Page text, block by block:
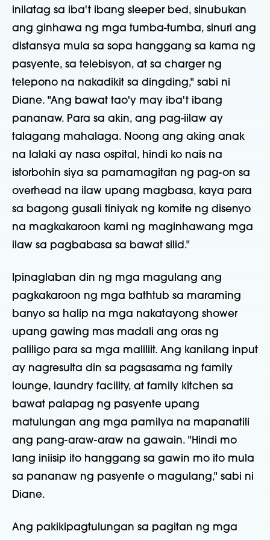
inilatag sa iba't ibang sleeper bed, sinubukan
ang ginhawa ng mga tumba-tumba, sinuri ang
distansya mula sa sopa hanggang sa kama ng
pasyente, sa telebisyon, at sa charger ng
telepono na nakadikit sa dingding," sabi ni
Diane. "Ang bawat tao'y may iba't ibang
pananaw. Para sa akin, ang pag-iilaw ay
talagang mahalaga. Noong ang aking anak
na lalaki ay nasa ospital, hindi ko nais na
istorbohin siya sa pamamagitan ng pag-on sa
overhead na ilaw upang magbasa, kaya para
sa bagong gusali tiniyak ng komite ng disenyo
na magkakaroon kami ng maginhawang mga
ilaw sa pagbabasa sa bawat silid."
Ipinaglaban din ng mga magulang ang
pagkakaroon ng mga bathtub sa maraming
banyo sa halip na mga nakatayong shower
upang gawing mas madali ang oras ng
paliligo para sa mga maliliit. Ang kanilang input
ay nagresulta din sa pagsasama ng family
lounge, laundry facility, at family kitchen sa
bawat palapag ng pasyente upang
matulungan ang mga pamilya na mapanatili
ang pang-araw-araw na gawain. "Hindi mo
lang iniisip ito hanggang sa gawin mo ito mula
sa pananaw ng pasyente o magulang," sabi ni
Diane.
Ang pakikipagtulungan sa pagitan ng mga